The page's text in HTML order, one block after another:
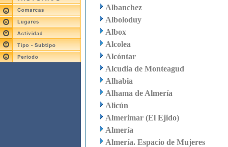
Albanchez
Alboloduy
Albox
Alcolea
Alcóntar
Alcudia de Monteagud
Alhabia
Alhama de Almería
Alicún
Almerimar (El Ejido)
Almería
Almería. Espacio de Mujeres